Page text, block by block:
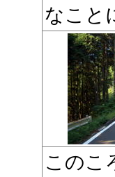
なこと
このこ